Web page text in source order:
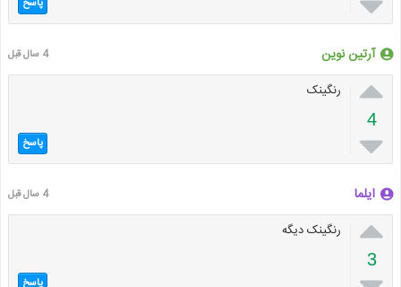
پاسخ
آرتین نوین 4 سال قبل

4

رنگینک
پاسخ
ایلما 4 سال قبل

3
رنگینک دیگه
پاسخ